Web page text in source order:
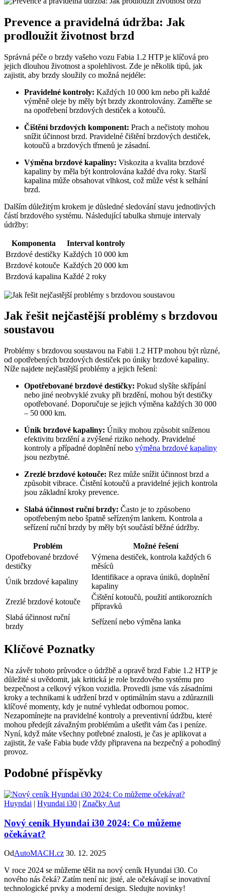
Prevence a pravidelná údržba: Jak
prodloužit životnost brzd
Správná péče o brzdy vašeho vozu Fabia 1.2 HTP je klíčová pro
jejich dlouhou životnost a spolehlivost. Zde je několik tipů, jak
zajistit, aby brzdy sloužily co možná nejdéle:
Pravidelné kontroly: Každých 10 000 km nebo při každé
výměně oleje by měly být brzdy zkontrolovány. Zaměřte se
na opotřebení brzdových destiček a kotoučů.
Čištění brzdových komponent: Prach a nečistoty mohou
snížit účinnost brzd. Pravidelné čištění brzdových destiček,
kotoučů a brzdových třmenů je zásadní.
Výměna brzdové kapaliny: Viskozita a kvalita brzdové
kapaliny by měla být kontrolována každé dva roky. Starší
kapalina může obsahovat vlhkost, což může vést k selhání
brzd.
Dalším důležitým krokem je důsledné sledování stavu jednotlivých
částí brzdového systému. Následující tabulka shrnuje intervaly
údržby:
Komponenta
Interval kontroly
Brzdové destičky Každých 10 000 km
Brzdové kotouče Každých 20 000 km
Brzdová kapalina Každé 2 roky
Jak řešit nejčastější problémy s brzdovou
soustavou
Problémy s brzdovou soustavou na Fabii 1.2 HTP mohou být různé,
od opotřebených brzdových destiček po úniky brzdové kapaliny.
Níže najdete nejčastější problémy a jejich řešení:
Opotřebované brzdové destičky: Pokud slyšíte skřípání
nebo jiné neobvyklé zvuky při brzdění, mohou být destičky
opotřebované. Doporučuje se jejich výměna každých 30 000
– 50 000 km.
Únik brzdové kapaliny: Úniky mohou způsobit sníženou
efektivitu brzdění a zvýšené riziko nehody. Pravidelné
kontroly a případné doplnění nebo výměna brzdové kapaliny
jsou nezbytné.
Zrezlé brzdové kotouče: Rez může snížit účinnost brzd a
způsobit vibrace. Čistění kotoučů a pravidelné jejich kontrola
jsou základní kroky prevence.
Slabá účinnost ruční brzdy: Často je to způsobeno
opotřebeným nebo špatně seřízeným lankem. Kontrola a
seřízení ruční brzdy by měly být součástí běžné údržby.
Problém
Možné řešení
Opotřebované brzdové
destičky
Výmena destiček, kontrola každých 6
měsíců
Únik brzdové kapaliny
Identifikace a oprava úniků, doplnění
kapaliny
Zrezlé brzdové kotouče
Čištění kotoučů, použití antikorozních
přípravků
Slabá účinnost ruční
brzdy
Seřízení nebo výměna lanka
Klíčové Poznatky
Na závěr tohoto průvodce o údržbě a opravě brzd Fabie 1.2 HTP je
důležité si uvědomit, jak kritická je role brzdového systému pro
bezpečnost a celkový výkon vozidla. Provedli jsme vás zásadními
kroky a technikami k udržení brzd v optimálním stavu a zdůraznili
klíčové momenty, kdy je nutné vyhledat odbornou pomoc.
Nezapomínejte na pravidelné kontroly a preventivní údržbu, které
mohou předejít závažným problémům a ušetřit vám čas i peníze.
Nyní, když máte všechny potřebné znalosti, je čas je aplikovat a
zajistit, že vaše Fabia bude vždy připravena na bezpečný a pohodlný
provoz.
Podobné příspěvky
Huyndai | Hyundai i30 | Značky Aut
Nový ceník Hyundai i30 2024: Co můžeme
očekávat?
OdAutoMACH.cz 30. 12. 2025
V roce 2024 se můžeme těšit na nový ceník Hyundai i30. Co
nového nás čeká? Zatím není nic jisté, ale očekávají se inovativní
technologické prvky a moderní design. Sledujte novinky!